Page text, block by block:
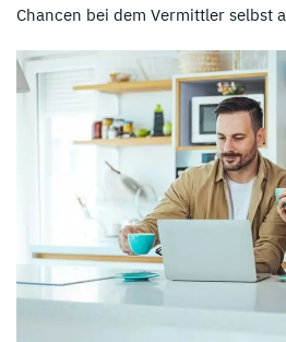
Chancen bei dem Vermittler selbst